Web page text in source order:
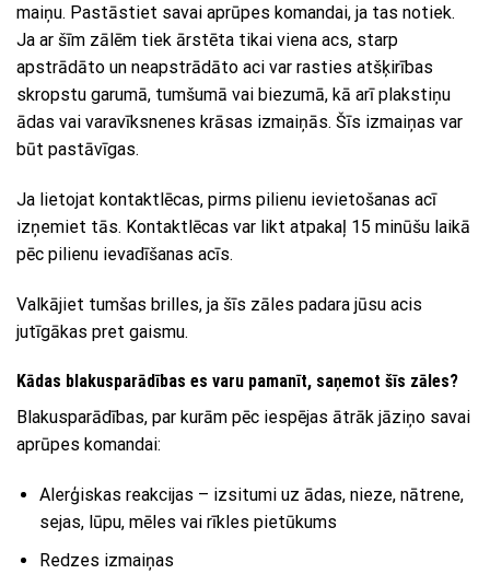
maiņu. Pastāstiet savai aprūpes komandai, ja tas notiek.
Ja ar šīm zālēm tiek ārstēta tikai viena acs, starp
apstrādāto un neapstrādāto aci var rasties atšķirības
skropstu garumā, tumšumā vai biezumā, kā arī plakstiņu
ādas vai varavīksnenes krāsas izmaiņās. Šīs izmaiņas var
būt pastāvīgas.
Ja lietojat kontaktlēcas, pirms pilienu ievietošanas acī
izņemiet tās. Kontaktlēcas var likt atpakaļ 15 minūšu laikā
pēc pilienu ievadīšanas acīs.
Valkājiet tumšas brilles, ja šīs zāles padara jūsu acis
jutīgākas pret gaismu.
Kādas blakusparādības es varu pamanīt, saņemot šīs zāles?
Blakusparādības, par kurām pēc iespējas ātrāk jāziņo savai
aprūpes komandai:
Alerģiskas reakcijas – izsitumi uz ādas, nieze, nātrene,
sejas, lūpu, mēles vai rīkles pietūkums
Redzes izmaiņas